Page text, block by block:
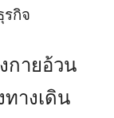
กิจ
กายอ้วน
างเดิน